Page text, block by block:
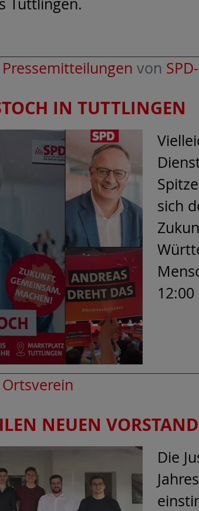
Pressemitteilungen von
IN TUTTLINGEN
sich
Ortsverein
NEUEN VORSTAND
Die